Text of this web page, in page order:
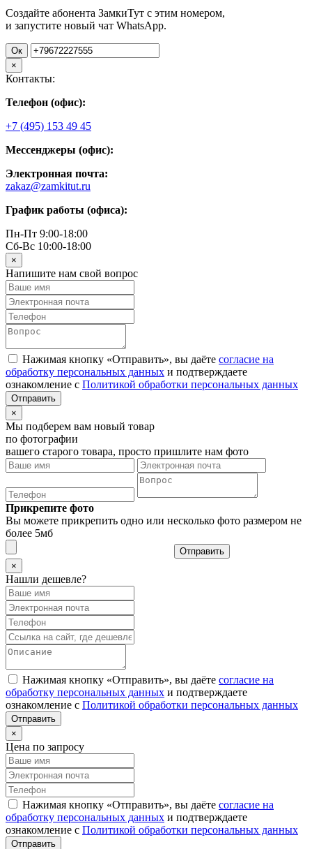
Создайте абонента ЗамкиТут с этим номером,
и запустите новый чат WhatsApp.
Ок
×
Контакты:
Телефон (офис):
+7 (495) 153 49 45
Мессенджеры (офис):
Электронная почта:
zakaz@zamkitut.ru
График работы (офиса):
Пн-Пт 9:00-18:00
Сб-Вс 10:00-18:00
×
Напишите нам свой вопрос
Нажимая кнопку «Отправить», вы даёте согласие на
обработку персональных данных и подтверждаете
ознакомление с Политикой обработки персональных данных
×
Мы подберем вам новый товар
по фотографии
вашего старого товара, просто пришлите нам фото
Прикрепите фото
Вы можете прикрепить одно или несколько фото размером не
более 5мб
Отправить
×
Нашли дешевле?
Нажимая кнопку «Отправить», вы даёте согласие на
обработку персональных данных и подтверждаете
ознакомление с Политикой обработки персональных данных
×
Цена по запросу
Нажимая кнопку «Отправить», вы даёте согласие на
обработку персональных данных и подтверждаете
ознакомление с Политикой обработки персональных данных